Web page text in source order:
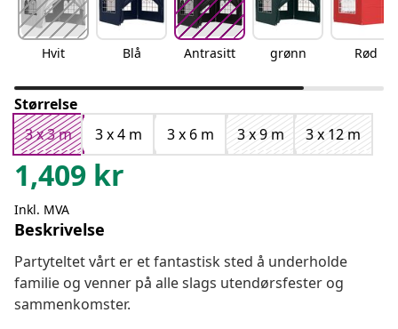
Hvit Blå Antrasitt grønn Rød
Størrelse
3 x 3 m
3 x 4 m 3 x 6 m 3 x 9 m 3 x 12 m
1,409 kr
Inkl. MVA
Beskrivelse
Partyteltet vårt er et fantastisk sted å underholde
familie og venner på alle slags utendørsfester og
sammenkomster.